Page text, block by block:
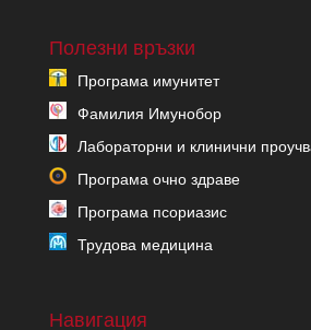
Полезни връзки
Програма имунитет
Фамилия Имунобор
Лабораторни и клинични
Програма очно здраве
Програма псориазис
Трудова медицина
Навигация